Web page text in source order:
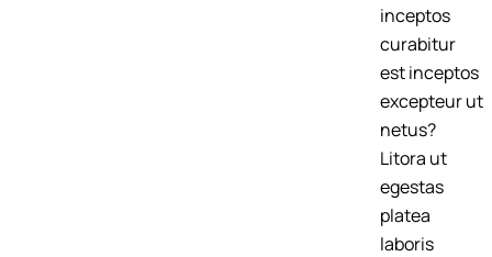
inceptos
curabitur
est inceptos
excepteur ut
netus?
Litora ut
egestas
platea
laboris